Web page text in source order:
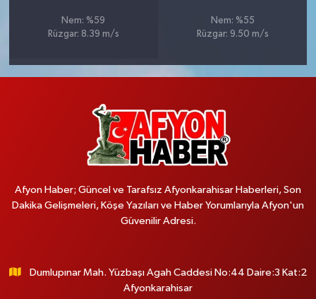
Nem: %59
Rüzgar: 8.39 m/s
Nem: %55
Rüzgar: 9.50 m/s
Afyon Haber; Güncel ve Tarafsız Afyonkarahisar Haberleri, Son
Dakika Gelişmeleri, Köşe Yazıları ve Haber Yorumlarıyla Afyon'un
Güvenilir Adresi.
Dumlupınar Mah. Yüzbaşı Agah Caddesi No:44 Daire:3 Kat:2
Afyonkarahisar